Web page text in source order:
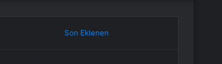
Son Eklenen